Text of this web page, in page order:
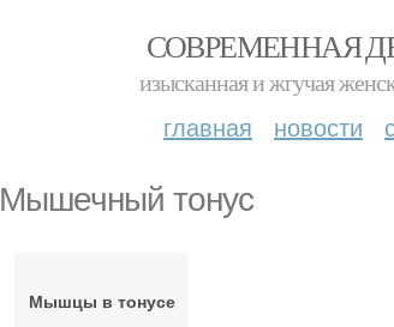
СОВРЕМЕННАЯ
изысканная и жгучая
главная новости
Мышечный тонус
Мышцы в тонусе